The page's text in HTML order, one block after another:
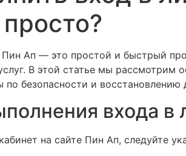
Ап — это простой и быстрый
В этой статье мы
безопасности и восстановлению
входа в
на сайте Пин Ап, следуйте